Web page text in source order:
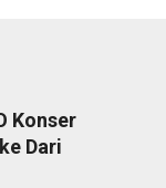
Konser
Dari